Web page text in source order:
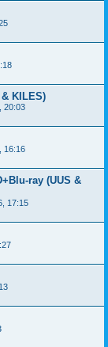
KILES)
20:03
16:16
ray (UUS &
17:15